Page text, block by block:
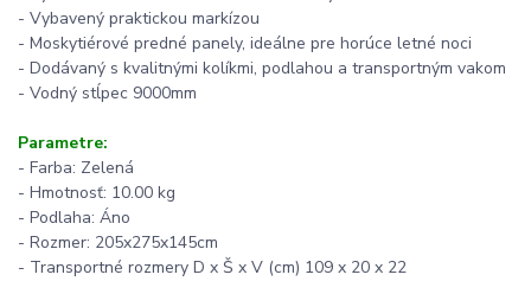
- Vybavený praktickou markízou
- Moskytiérové predné panely, ideálne pre horúce letné noci
- Dodávaný s kvalitnými kolíkmi, podlahou a transportným vakom
- Vodný stĺpec 9000mm
Parametre:
- Farba: Zelená
- Hmotnosť: 10.00 kg
- Podlaha: Áno
- Rozmer: 205x275x145cm
- Transportné rozmery D x Š x V (cm) 109 x 20 x 22